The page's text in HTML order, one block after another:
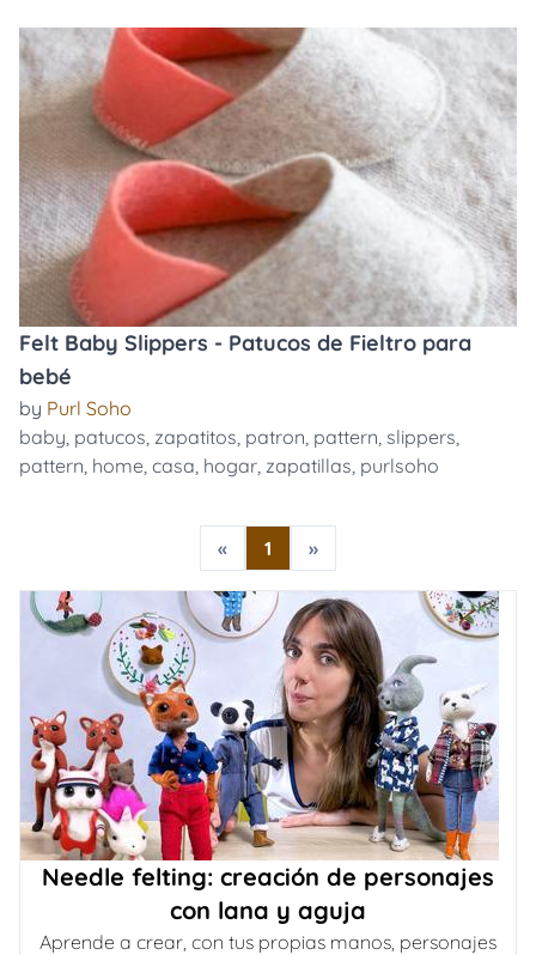
Felt Baby Slippers - Patucos de Fieltro para
bebé
by Purl Soho
baby, patucos, zapatitos, patron, pattern, slippers,
pattern, home, casa, hogar, zapatillas, purlsoho
« 1 »
Needle felting: creación de personajes
con lana y aguja
Aprende a crear, con tus propias manos, personajes